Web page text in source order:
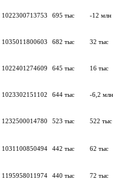
1022300713753 695 тыс -12 млн
1035011800603 682 тыс 32 тыс
1022401274609 645 тыс 16 тыс
1023302151102 644 тыс -6,2 млн
1232500014780 523 тыс 522 тыс
1031100850494 442 тыс 62 тыс
1195958011974 440 тыс 72 тыс